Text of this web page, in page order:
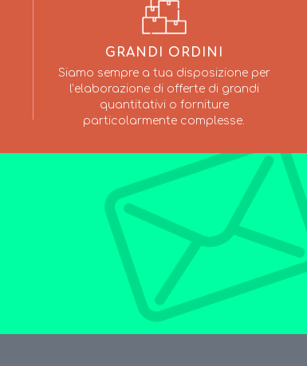
GRANDI ORDINI
Siamo sempre a tua disposizione per
l’elaborazione di offerte di grandi
quantitativi o forniture
particolarmente complesse.